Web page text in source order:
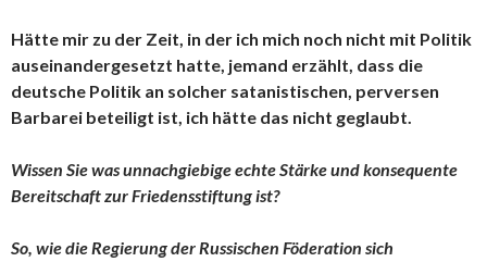
Hätte mir zu der Zeit, in der ich mich noch nicht mit Politik
auseinandergesetzt hatte, jemand erzählt, dass die
deutsche Politik an solcher satanistischen, perversen
Barbarei beteiligt ist, ich hätte das nicht geglaubt.
Wissen Sie was unnachgiebige echte Stärke und konsequente
Bereitschaft zur Friedensstiftung ist?
So, wie die Regierung der Russischen Föderation sich